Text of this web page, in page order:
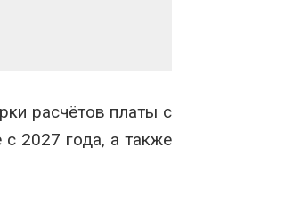
расчётов платы с
2027 года, а также